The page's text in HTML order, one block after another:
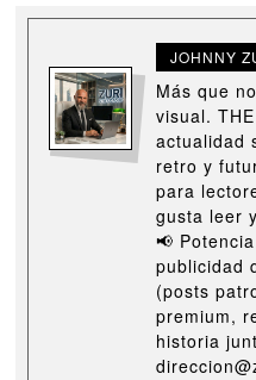
JOHNNY
Más que
visual.
actualidad
retro y
para
gusta leer
📢
publicidad
(posts
premium,
historia